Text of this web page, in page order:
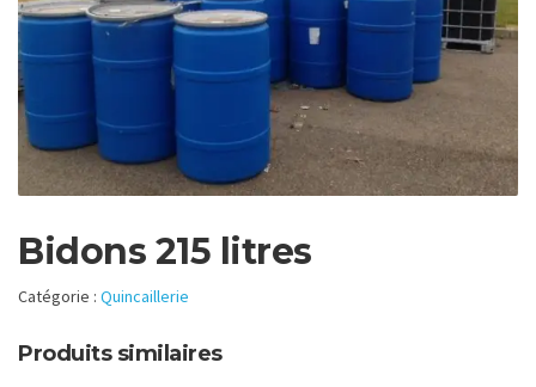
Bidons 215 litres
Catégorie : Quincaillerie
Produits similaires